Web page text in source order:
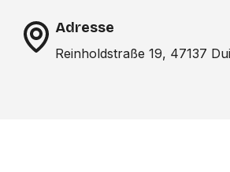
Adresse
Reinholdstraße 19, 47137